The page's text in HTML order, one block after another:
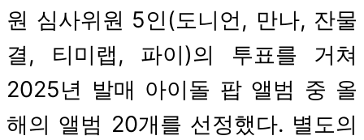
원 심사위원 5인(도니언, 만나, 잔물
결, 티미랩, 파이)의 투표를 거쳐
2025년 발매 아이돌 팝 앨범 중 올
해의 앨범 20개를 선정했다. 별도의